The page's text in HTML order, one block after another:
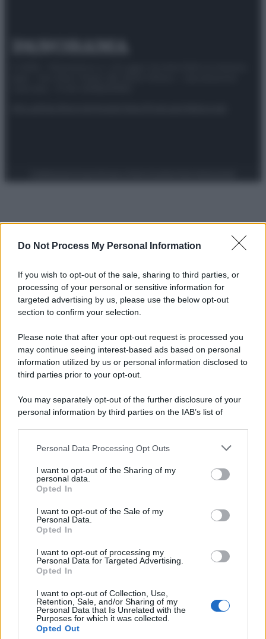
Do Not Process My Personal Information
If you wish to opt-out of the sale, sharing to third parties, or
processing of your personal or sensitive information for
targeted advertising by us, please use the below opt-out
section to confirm your selection.
Please note that after your opt-out request is processed you
may continue seeing interest-based ads based on personal
information utilized by us or personal information disclosed to
third parties prior to your opt-out.
You may separately opt-out of the further disclosure of your
personal information by third parties on the IAB’s list of
This information may also be disclosed by us to third parties
disclose it to other third parties.
Please note that this website/app uses one or more Google
services and may gather and store information including but
not limited to your visit or usage behaviour. You may click to
grant or deny consent to Google and its third-party tags to
consent section.
Personal Data Processing Opt Outs
I want to opt-out of the Sharing of my
personal data.
Opted In
I want to opt-out of the Sale of my
Personal Data.
Opted In
I want to opt-out of processing my
Personal Data for Targeted Advertising.
Opted In
I want to opt-out of Collection, Use,
Retention, Sale, and/or Sharing of my
Personal Data that Is Unrelated with the
Purposes for which it was collected.
Opted Out